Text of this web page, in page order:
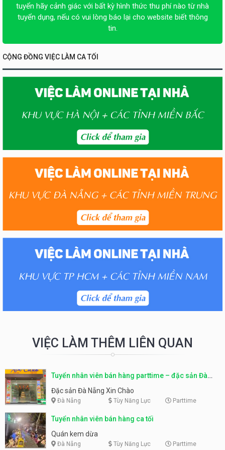
tuyển hãy cảnh giác với bất kỳ hình thức thu phí nào từ nhà
tuyển dụng, nếu có vui lòng báo lại cho website biết thông
tin.
CỘNG ĐỒNG VIỆC LÀM CA TỐI
VIỆC LÀM THÊM LIÊN QUAN
Tuyển nhân viên bán hàng parttime – đặc sản Đà
Nẵng
Đặc sản Đà Nẵng Xin Chào
Đà Nẵng Tùy Năng Lực Parttime
Tuyển nhân viên bán hàng ca tối
Quán kem dừa
Đà Nẵng Tùy Năng Lực Parttime